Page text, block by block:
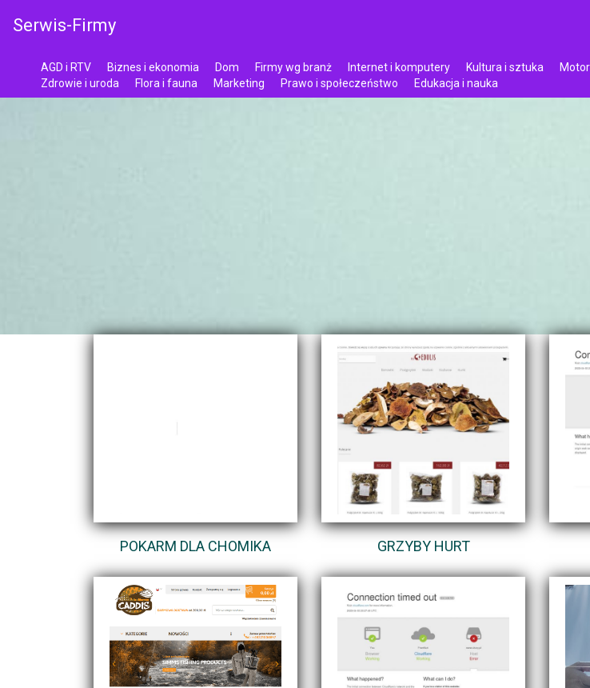
Serwis-Firmy
AGD i RTV Biznes i ekonomia Dom Firmy wg branż Internet i komputery Kultura i sztuka
Zdrowie i uroda
Flora i fauna Marketing Prawo i społeczeństwo Edukacja i nauka
POKARM DLA CHOMIKA GRZYBY HURT